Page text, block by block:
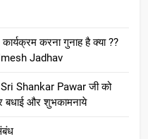
करना गुनाह है क्या ??
Jadhav
Sri Shankar Pawar जी को
बधाई और शुभकामनाये